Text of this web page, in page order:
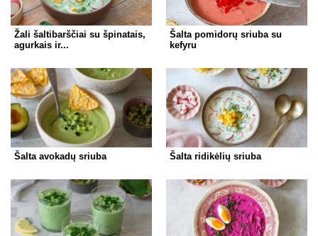
Žali šaltibarščiai su špinatais,
agurkais ir...
Šalta pomidorų sriuba su
kefyru
Šalta avokadų sriuba Šalta ridikėlių sriuba